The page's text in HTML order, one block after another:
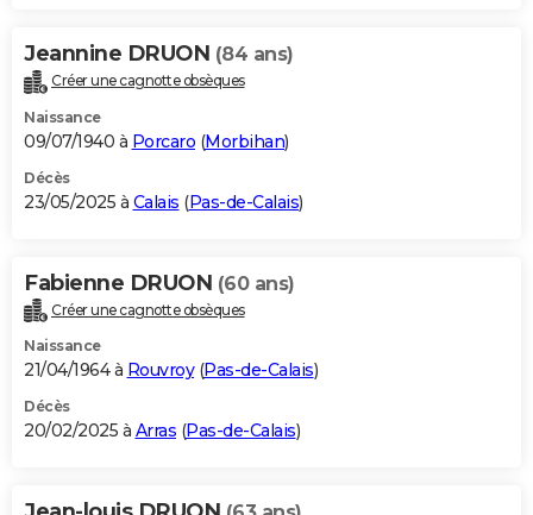
Jeannine DRUON (84 ans)
Créer une cagnotte obsèques
Naissance
09/07/1940 à Porcaro (Morbihan)
Décès
23/05/2025 à Calais (Pas-de-Calais)
Fabienne DRUON (60 ans)
Créer une cagnotte obsèques
Naissance
21/04/1964 à Rouvroy(Pas-de-Calais)
Décès
20/02/2025 à Arras (Pas-de-Calais)